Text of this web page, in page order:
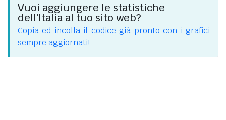
Vuoi aggiungere le statistiche
dell'Italia al tuo sito web?
Copia ed incolla il codice già pronto con i grafici
sempre aggiornati!